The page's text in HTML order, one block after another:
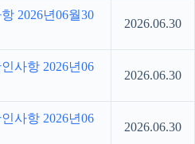
2026년06월30
2026.06.30
사항 2026년06
2026.06.30
사항 2026년06
2026.06.30